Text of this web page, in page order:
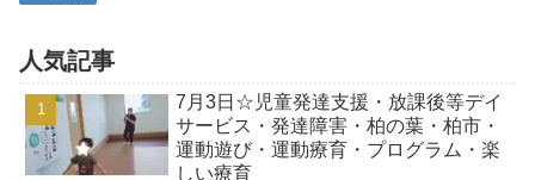
人気記事
7月3日☆児童発達支援・放課後等デイ
サービス・発達障害・柏の葉・柏市・
運動遊び・運動療育・プログラム・楽
しい療育